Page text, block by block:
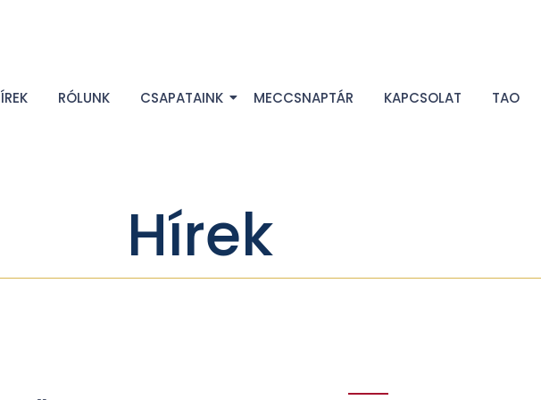
RÓLUNK CSAPATAINK MECCSNAPTÁR KAPCSOLAT TAO
Hírek